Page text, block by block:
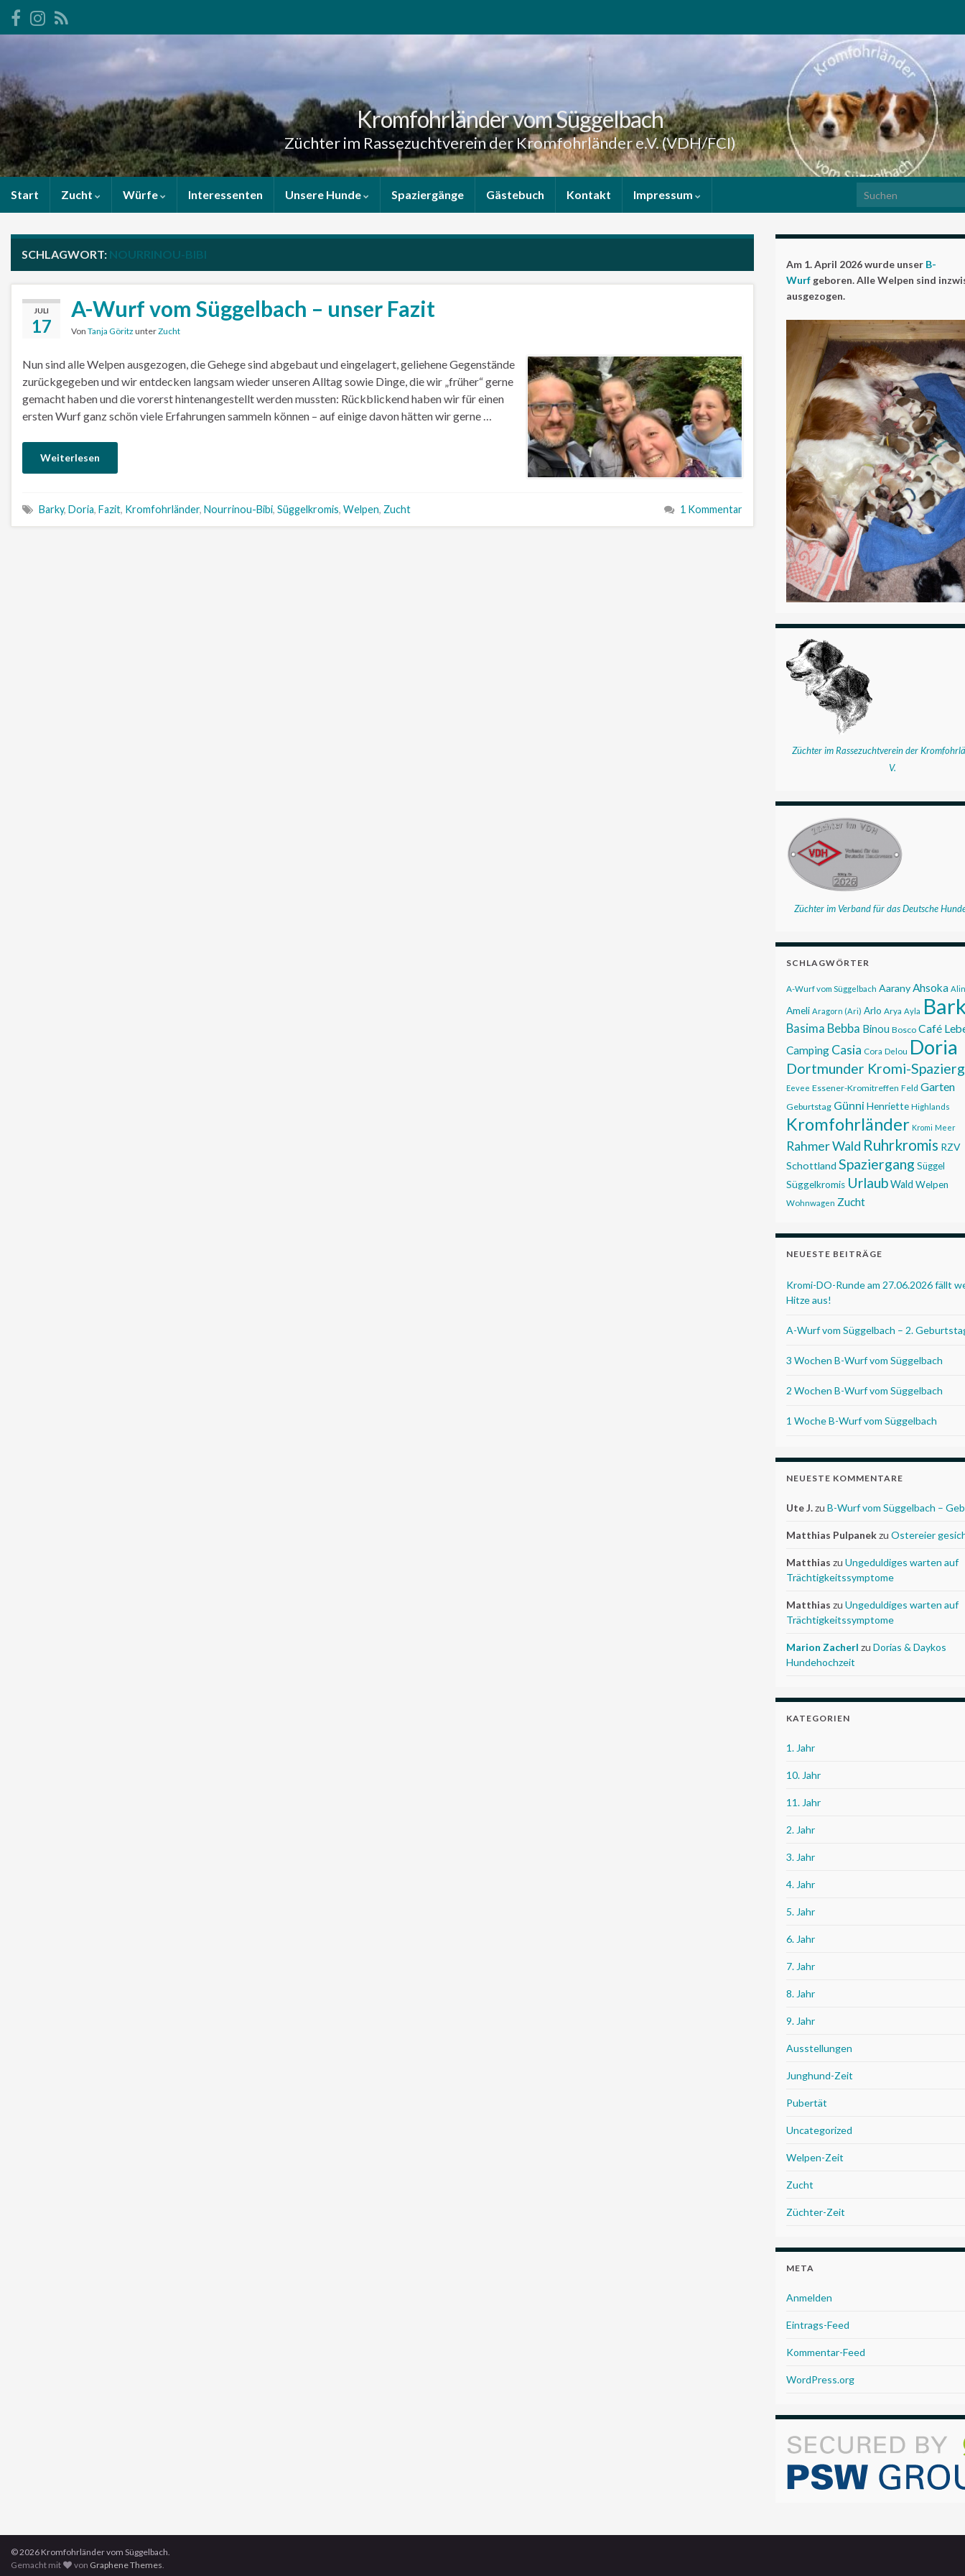
Kromfohrländer vom Süggelbach
Züchter im Rassezuchtverein der Kromfohrländer e.V. (VDH/FCI)
Start Zucht Würfe Interessenten Unsere Hunde Spaziergänge Gästebuch Kontakt Impressum Search for:
SCHLAGWORT: NOURRINOU-BIBI
JULI
17
A-Wurf vom Süggelbach – unser Fazit
Von Tanja Göritz unterZucht
Nun sind alle Welpen ausgezogen, die Gehege sind abgebaut und eingelagert, geliehene Gegenstände
zurückgegeben und wir entdecken langsam wieder unseren Alltag sowie Dinge, die wir „früher“ gerne
gemacht haben und die vorerst hintenangestellt werden mussten: Rückblickend haben wir für einen
ersten Wurf ganz schön viele Erfahrungen sammeln können – auf einige davon hätten wir gerne …
Weiterlesen
Barky, Doria, Fazit, Kromfohrländer, Nourrinou-Bibi, Süggelkromis, Welpen, Zucht 1 Kommentar
Am 1. April 2026 wurde unser B-
Wurf geboren. Alle Welpen sind
ausgezogen.
Züchter im Rassezuchtverein der
V.
Züchter im Verband für das Deutsche
SCHLAGWÖRTER
A-Wurf vom Süggelbach Aarany Ahsoka
Ameli Aragorn (Ari) Arlo Arya Ayla
Basima Bebba Binou Bosco Café
Camping Casia Cora Delou Doria
Dortmunder Kromi-
Eevee Essener-Kromitreffen Feld Garten
Geburtstag Günni Henriette Highlands
Kromfohrländer Kromi Meer
Rahmer Wald Ruhrkromis RZV
Schottland Spaziergang Süggel
Süggelkromis UrlaubWald Welpen
Wohnwagen Zucht
NEUESTE BEITRÄGE
Kromi-DO-Runde am 27.06.2026 fällt
Hitze aus!
A-Wurf vom Süggelbach – 2.
3 Wochen B-Wurf vom Süggelbach
2 Wochen B-Wurf vom Süggelbach
1 Woche B-Wurf vom Süggelbach
NEUESTE KOMMENTARE
Ute J.zu B-Wurf vom Süggelbach –
Matthias Pulpanekzu Ostereier
Matthias zu Ungeduldiges warten auf
Trächtigkeitssymptome
Matthias zu Ungeduldiges warten auf
Trächtigkeitssymptome
Marion Zacherl zu Dorias & Daykos
Hundehochzeit
KATEGORIEN
1. Jahr
10. Jahr
11. Jahr
2. Jahr
3. Jahr
4. Jahr
5. Jahr
6. Jahr
7. Jahr
8. Jahr
9. Jahr
Ausstellungen
Junghund-Zeit
Pubertät
Uncategorized
Welpen-Zeit
Zucht
Züchter-Zeit
META
Anmelden
Eintrags-Feed
Kommentar-Feed
WordPress.org
© 2026 Kromfohrländer vom Süggelbach.
Gemacht mit
von Graphene Themes